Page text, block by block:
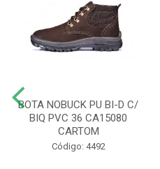
BOTA NOBUCK PU BI-D C/
BIQ PVC 36 CA15080
CARTOM
Código: 4492